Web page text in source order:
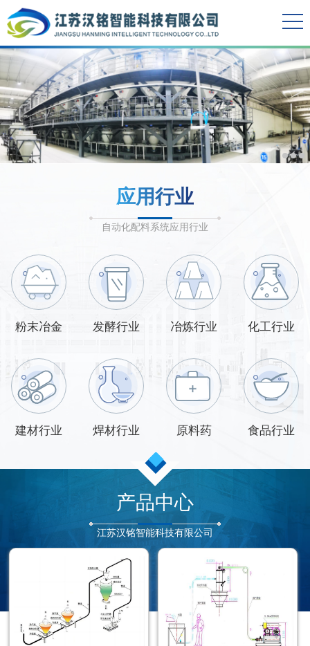
应用行业
自动化配料系统应用行业
粉末冶金 发酵行业 冶炼行业 化工行业
建材行业 焊材行业 原料药 食品行业
产品中心
江苏汉铭智能科技有限公司